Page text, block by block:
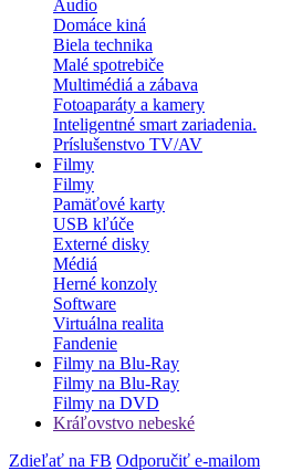
Audio
Domáce kiná
Biela technika
Malé spotrebiče
Multimédiá a zábava
Fotoaparáty a kamery
Inteligentné smart zariadenia.
Príslušenstvo TV/AV
Filmy
Filmy
Pamäťové karty
USB kľúče
Externé disky
Médiá
Herné konzoly
Software
Virtuálna realita
Fandenie
Filmy na Blu-Ray
Filmy na Blu-Ray
Filmy na DVD
Kráľovstvo nebeské
Zdieľať na FB Odporučiť e-mailom